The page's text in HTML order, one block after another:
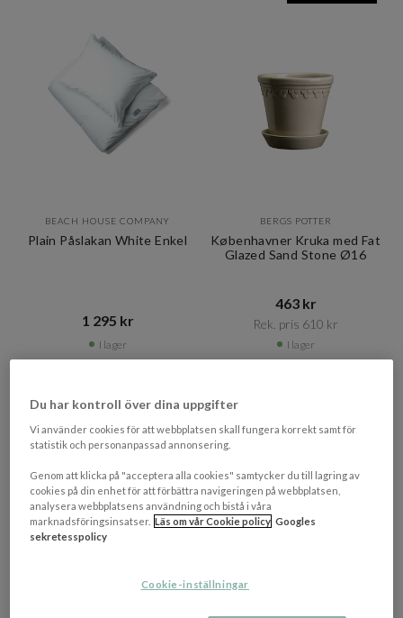
BEACH HOUSE COMPANY
Plain Påslakan White Enkel
1 295 kr​​
I lager
BERGS POTTER
Københavner Kruka med Fat
Glazed Sand Stone Ø16
463 kr​​
Rek. pris 610 kr​​
I lager
Du har kontroll över dina uppgifter
Vi använder cookies för att webbplatsen skall fungera korrekt samt för
statistik och personanpassad annonsering.
Genom att klicka på "acceptera alla cookies" samtycker du till lagring av
cookies på din enhet för att förbättra navigeringen på webbplatsen,
analysera webbplatsens användning och bistå i våra
marknadsföringsinsatser. Läs om vår Cookie policy Googles
sekretesspolicy
Cookie-inställningar